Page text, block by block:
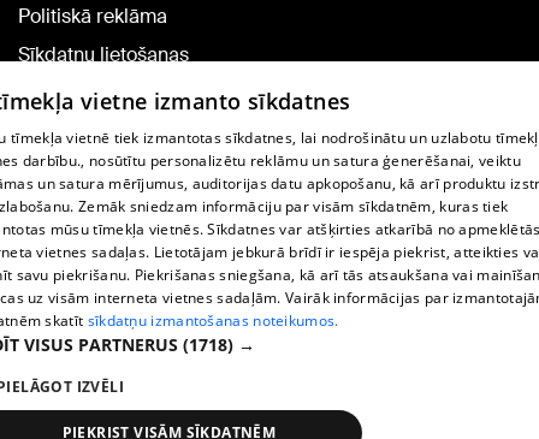
Politiskā reklāma
Sīkdatņu lietošanas
noteikumi
Komentāru pievienošana
TV programma
Līguma noteikumi
360 Ziņu kontakti
Helio Media
Portāla palīdzības dienests: e-pasts -
All rights reserved.
vietne izmanto sīkdatnes
tīmekļa vietnē tiek izmantotas sīkdatnes, lai nodrošinātu un uzlabotu
darbību., nosūtītu personalizētu reklāmu un satura ģenerēšanai, veiktu
un satura mērījumus, auditorijas datu apkopošanu, kā arī produktu
Zemāk sniedzam informāciju par visām sīkdatnēm, kuras tiek
mūsu tīmekļa vietnēs. Sīkdatnes var atšķirties atkarībā no
vietnes sadaļas. Lietotājam jebkurā brīdī ir iespēja piekrist, atteikties
savu piekrišanu. Piekrišanas sniegšana, kā arī tās atsaukšana vai
uz visām interneta vietnes sadaļām. Vairāk informācijas par
skatīt sīkdatņu izmantošanas noteikumos.
VISUS PARTNERUS (1718) →
IZVĒLI
PIEKRIST VISĀM SĪKDATNĒM